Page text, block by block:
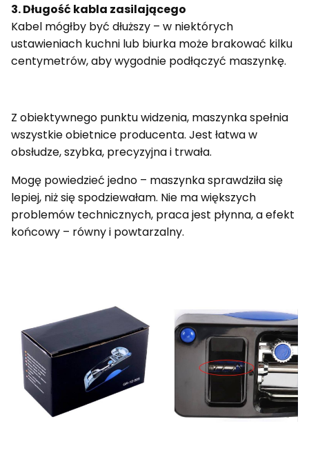
3. Długość kabla zasilającego
Kabel mógłby być dłuższy – w niektórych
ustawieniach kuchni lub biurka może brakować kilku
centymetrów, aby wygodnie podłączyć maszynkę.
Z obiektywnego punktu widzenia, maszynka spełnia
wszystkie obietnice producenta. Jest łatwa w
obsłudze, szybka, precyzyjna i trwała.
Mogę powiedzieć jedno – maszynka sprawdziła się
lepiej, niż się spodziewałam. Nie ma większych
problemów technicznych, praca jest płynna, a efekt
końcowy – równy i powtarzalny.